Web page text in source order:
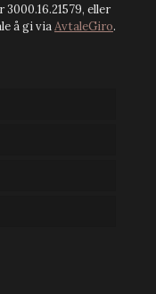
eller
å gi viaAvtaleGiro.